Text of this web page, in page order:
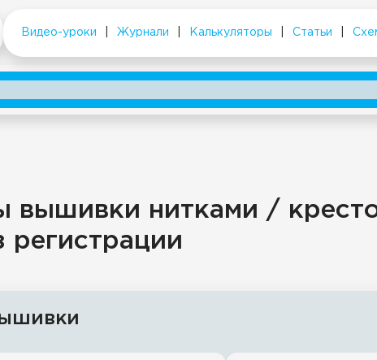
Видео-уроки Журнали Калькуляторы Статьи
вышивки нитками /
регистрации